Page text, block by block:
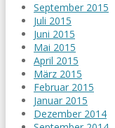
September 2015
Juli 2015
Juni 2015
Mai 2015
April 2015
März 2015
Februar 2015
Januar 2015
Dezember 2014